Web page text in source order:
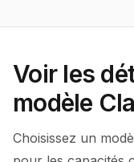
Voir les
modèle
Choisissez un